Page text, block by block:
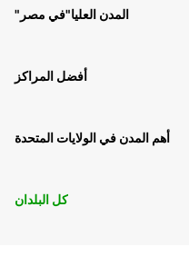
"المدن العليا"في مصر
أفضل المراكز
أهم المدن في الولايات المتحدة
كل البلدان